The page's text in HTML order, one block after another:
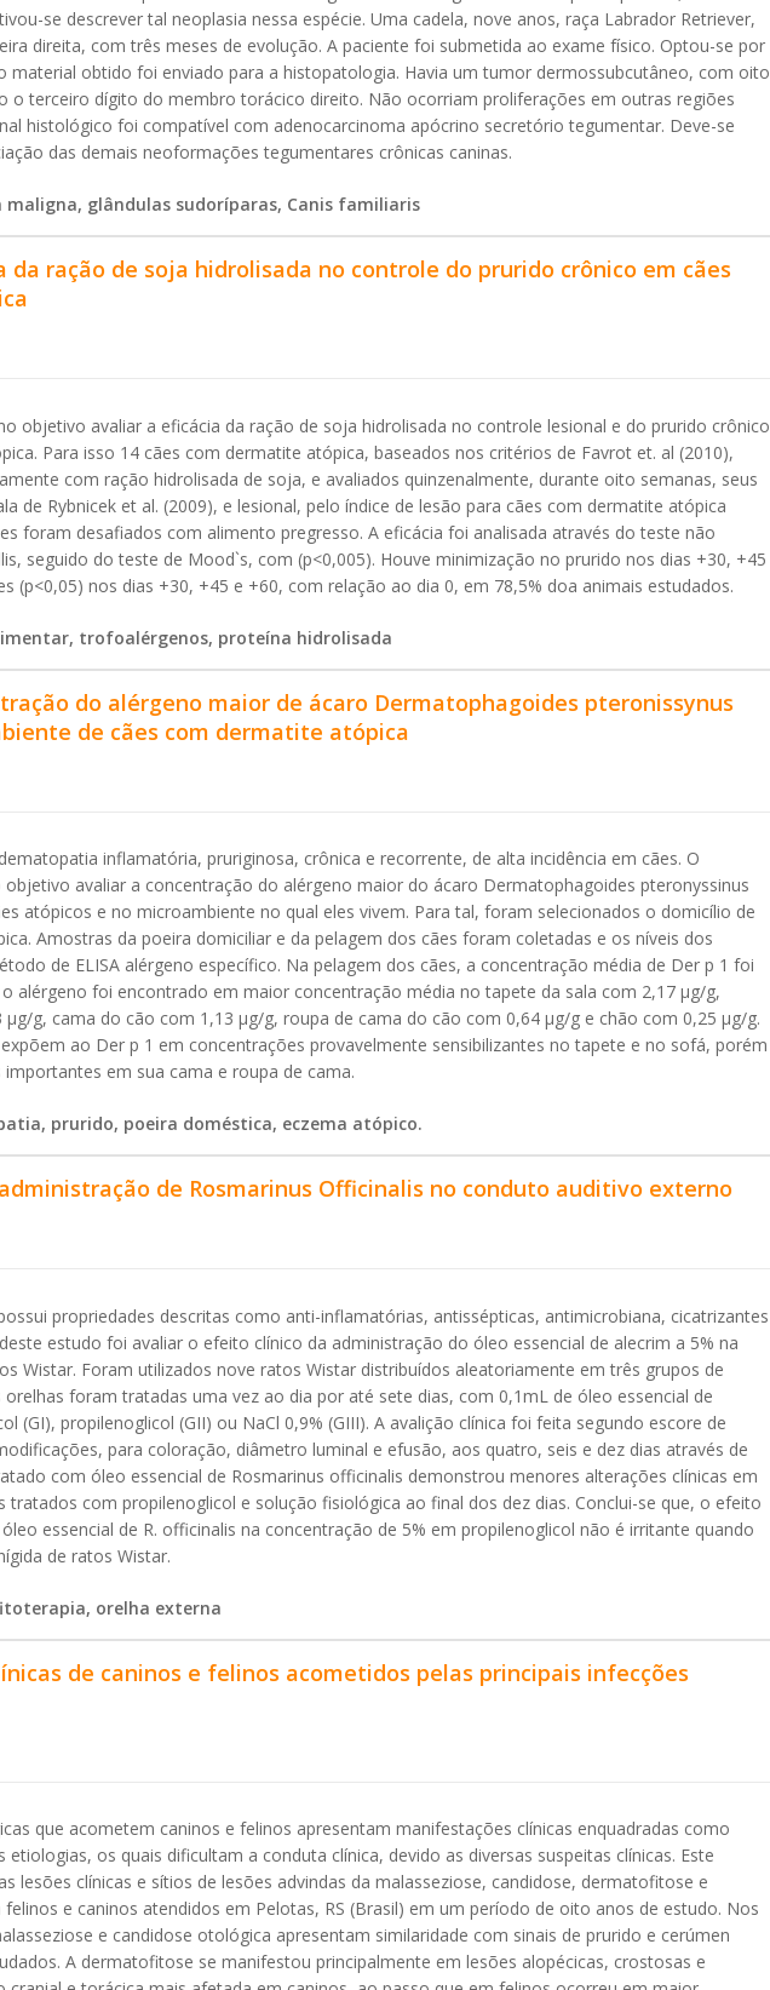
se descrever tal neoplasia nessa espécie. Uma cadela, nove anos, raça Labrador Retriever,
direita, com três meses de evolução. A paciente foi submetida ao exame físico. Optou-se por
material obtido foi enviado para a histopatologia. Havia um tumor dermossubcutâneo, com oito
o terceiro dígito do membro torácico direito. Não ocorriam proliferações em outras regiões
histológico foi compatível com adenocarcinoma apócrino secretório tegumentar. Deve-se
das demais neoformações tegumentares crônicas caninas.
maligna, glândulas sudoríparas, Canis familiaris
da ração de soja hidrolisada no controle do prurido crônico em cães
objetivo avaliar a eficácia da ração de soja hidrolisada no controle lesional e do prurido crônico
Para isso 14 cães com dermatite atópica, baseados nos critérios de Favrot et. al (2010),
com ração hidrolisada de soja, e avaliados quinzenalmente, durante oito semanas, seus
de Rybnicek et al. (2009), e lesional, pelo índice de lesão para cães com dermatite atópica
foram desafiados com alimento pregresso. A eficácia foi analisada através do teste não
seguido do teste de Mood`s, com (p<0,005). Houve minimização no prurido nos dias +30, +45
(p<0,05) nos dias +30, +45 e +60, com relação ao dia 0, em 78,5% doa animais estudados.
trofoalérgenos, proteína hidrolisada
do alérgeno maior de ácaro Dermatophagoides pteronissynus
de cães com dermatite atópica
inflamatória, pruriginosa, crônica e recorrente, de alta incidência em cães. O
avaliar a concentração do alérgeno maior do ácaro Dermatophagoides pteronyssinus
atópicos e no microambiente no qual eles vivem. Para tal, foram selecionados o domicílio de
Amostras da poeira domiciliar e da pelagem dos cães foram coletadas e os níveis dos
de ELISA alérgeno específico. Na pelagem dos cães, a concentração média de Der p 1 foi
alérgeno foi encontrado em maior concentração média no tapete da sala com 2,17 μg/g,
g, cama do cão com 1,13 μg/g, roupa de cama do cão com 0,64 μg/g e chão com 0,25 μg/g.
ao Der p 1 em concentrações provavelmente sensibilizantes no tapete e no sofá, porém
em sua cama e roupa de cama.
prurido, poeira doméstica, eczema atópico.
de Rosmarinus Officinalis no conduto auditivo externo
propriedades descritas como anti-inflamatórias, antissépticas, antimicrobiana, cicatrizantes
estudo foi avaliar o efeito clínico da administração do óleo essencial de alecrim a 5% na
Wistar. Foram utilizados nove ratos Wistar distribuídos aleatoriamente em três grupos de
foram tratadas uma vez ao dia por até sete dias, com 0,1mL de óleo essencial de
(GI), propilenoglicol (GII) ou NaCl 0,9% (GIII). A avalição clínica foi feita segundo escore de
para coloração, diâmetro luminal e efusão, aos quatro, seis e dez dias através de
com óleo essencial de Rosmarinus officinalis demonstrou menores alterações clínicas em
tratados com propilenoglicol e solução fisiológica ao final dos dez dias. Conclui-se que, o efeito
essencial de R. officinalis na concentração de 5% em propilenoglicol não é irritante quando
de ratos Wistar.
orelha externa
de caninos e felinos acometidos pelas principais infecções
que acometem caninos e felinos apresentam manifestações clínicas enquadradas como
os quais dificultam a conduta clínica, devido as diversas suspeitas clínicas. Este
lesões clínicas e sítios de lesões advindas da malasseziose, candidose, dermatofitose e
e caninos atendidos em Pelotas, RS (Brasil) em um período de oito anos de estudo. Nos
e candidose otológica apresentam similaridade com sinais de prurido e cerúmen
A dermatofitose se manifestou principalmente em lesões alopécicas, crostosas e